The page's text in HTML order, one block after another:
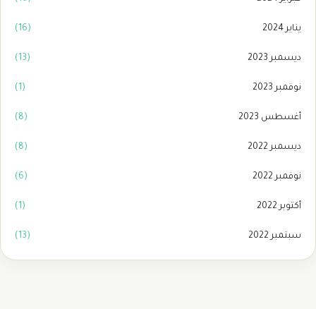
يناير 2024 (16)
ديسمبر 2023 (13)
نوفمبر 2023 (1)
أغسطس 2023 (8)
ديسمبر 2022 (8)
نوفمبر 2022 (6)
أكتوبر 2022 (1)
سبتمبر 2022 (13)